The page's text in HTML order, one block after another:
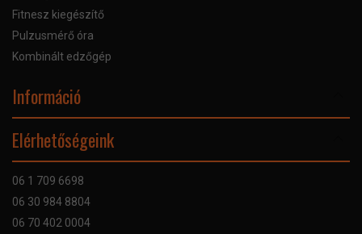
Fitnesz kiegészítő
Pulzusmérő óra
Kombinált edzőgép
Információ
Bankkártyás fizetés
Elérhetőségeink
06 1 709 6698
06 30 984 8804
06 70 402 0004